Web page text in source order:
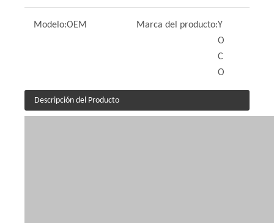
Modelo:OEM Marca del producto:Y
O
C
O
Descripción del Producto